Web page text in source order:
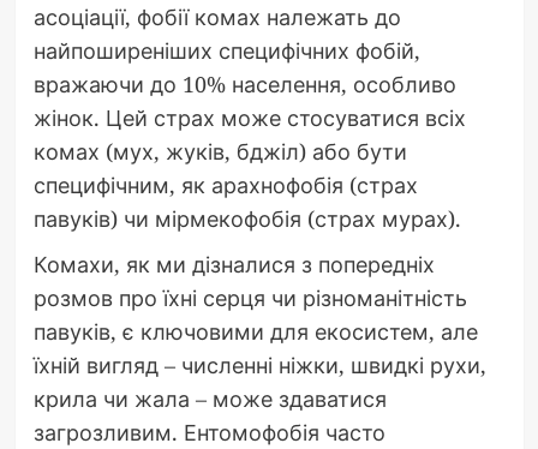
асоціації, фобії комах належать до
найпоширеніших специфічних фобій,
вражаючи до 10% населення, особливо
жінок. Цей страх може стосуватися всіх
комах (мух, жуків, бджіл) або бути
специфічним, як арахнофобія (страх
павуків) чи мірмекофобія (страх мурах).
Комахи, як ми дізналися з попередніх
розмов про їхні серця чи різноманітність
павуків, є ключовими для екосистем, але
їхній вигляд – численні ніжки, швидкі рухи,
крила чи жала – може здаватися
загрозливим. Ентомофобія часто